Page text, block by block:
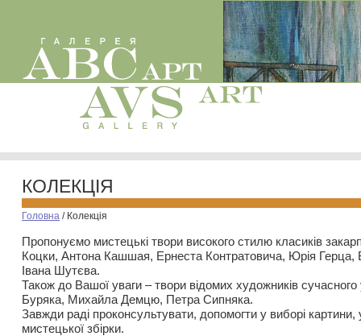
КОЛЕКЦІЯ
Головна / Колекція
Пропонуємо мистецькі твори високого стилю класиків
Коцки, Антона Кашшая, Ернеста Контратовича, Юрія
Івана Шутєва.
Також до Вашої уваги – твори відомих художників
Буряка, Михайла Демцю, Петра Сипняка.
Завжди раді проконсультувати, допомогти у виборі картини,
мистецької збірки.